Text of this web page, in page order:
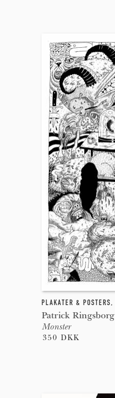
PLAKATER & POSTERS,
Patrick Ringsborg
Monster
350 DKK